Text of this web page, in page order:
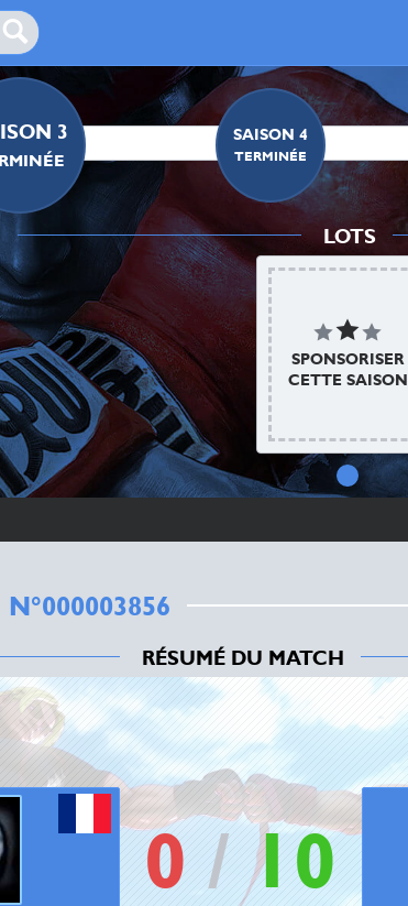
HUSHFIELD
CFN: Hushfield2
3 SAISON 4
TERMINÉE
LOTS
SPONSORISER
CETTE SAISON
RÉSUMÉ DU MATCH
0 /10